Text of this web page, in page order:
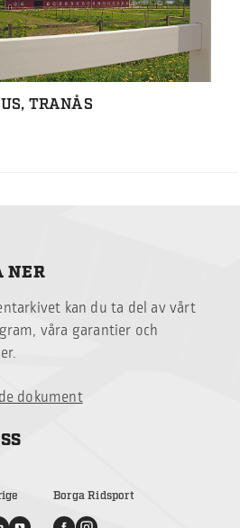
TRANÅS
NER
kan du ta del av vårt
våra garantier och
dokument
Borga Ridsport